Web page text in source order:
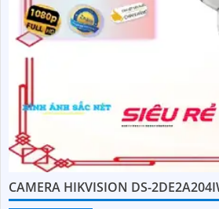
CAMERA HIKVISION DS-